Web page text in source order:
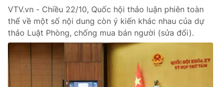
Nguyễn Trọng Ninh
Tổng đài VTV:024.38 355 931 - 024.38 355 932
Ðiện thoại Thời báo VTV:024.66 897 897
Email:toasoan@vtv.vn
Liên hệ quảng cáo:
VTV.vn - Chiều 22/10, Quốc hội thảo luận phiên toàn
thể về một số nội dung còn ý kiến khác nhau của dự
thảo Luật Phòng, chống mua bán người (sửa đổi).